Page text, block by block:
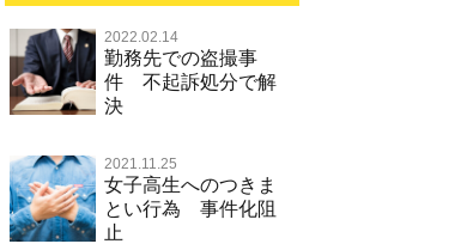
風営法・風適法違反
文書偽造・偽造文書行使
放火・失火
名誉棄損罪・侮辱
2022.02.14
勤務先での盗撮事
件 不起訴処分で解
決
2021.11.25
女子高生へのつきま
とい行為 事件化阻
止